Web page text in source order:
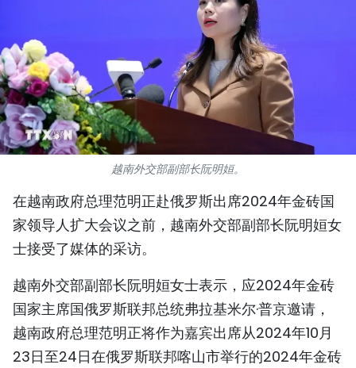
友谊桥梁
史海
多功能媒体
图表新闻
图库
人民报社简介
TIẾNG VIỆT
越南外交部副部长阮明姮。
在越南政府总理范明正赴俄罗斯出席2024年金砖国
家领导人扩大会议之前，越南外交部副部长阮明姮女
士接受了媒体的采访。
越南外交部副部长阮明姮女士表示，应2024年金砖
国家主席国俄罗斯联邦总统弗拉基米尔·普京邀请，
越南政府总理范明正将作为嘉宾出席从2024年10月
23日至24日在俄罗斯联邦喀山市举行的2024年金砖